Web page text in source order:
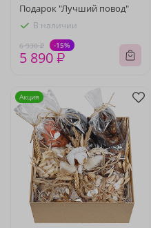
Подарок "Лучший повод"
В наличии
6 930 ₽ -15%
5 890 ₽
Акция